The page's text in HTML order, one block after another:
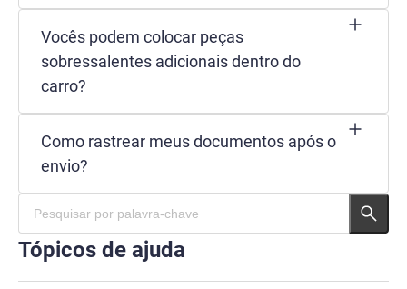
Vocês podem colocar peças
sobressalentes adicionais dentro do
carro?
Como rastrear meus documentos após o
envio?
Tópicos de ajuda